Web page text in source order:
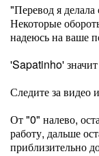
"Перевод я делала
Некоторые
надеюсь на ваше
'Sapatinho'
Следите за видео
От "0" налево,
работу, дальше
приблизительно